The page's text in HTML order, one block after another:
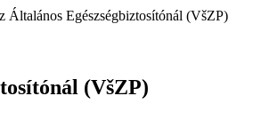
Általános Egészségbiztosítónál (VšZP)
(VšZP)